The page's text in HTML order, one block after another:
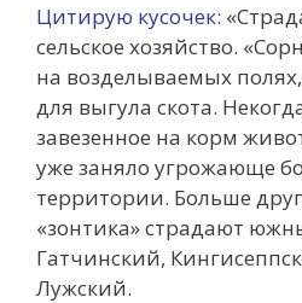
Цитирую кусочек:
сельское хозяйство.
на возделываемых
для выгула скота.
завезенное на корм
уже заняло угрожающе
территории. Больше
«зонтика» страдают
Гатчинский,
Лужский.